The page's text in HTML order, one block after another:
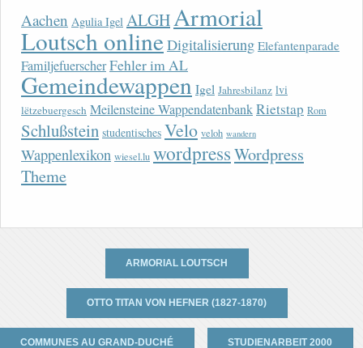
Aachen Agulia Igel ALGHArmorial
Loutsch onlineDigitalisierung Elefantenparade
FamiljefuerscherFehler im AL
Gemeindewappen Igel Jahresbilanz lvi
lëtzebuergesch Meilensteine WappendatenbankRietstap Rom
Schlußstein studentisches Velo veloh wandern
Wappenlexikon wiesel.lu wordpressWordpress
Theme
ARMORIAL LOUTSCH
OTTO TITAN VON HEFNER (1827-1870)
COMMUNES AU GRAND-DUCHÉ STUDIENARBEIT 2000